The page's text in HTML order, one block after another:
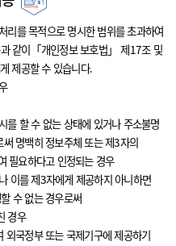
리를 목적으로 명시한 범위를 초과하여
같이「개인정보 보호법」 제17조 및
제공할 수 있습니다.
를 할 수 없는 상태에 있거나 주소불명
명백히 정보주체 또는 제3자의
필요하다고 인정되는 경우
이를 제3자에게 제공하지 아니하면
수 없는 경우로써
경우
국정부 또는 국제기구에 제공하기